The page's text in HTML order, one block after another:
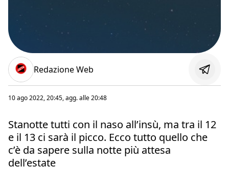
Redazione Web
10 ago 2022, 20:45, agg. alle20:48
Stanotte tutti con il naso all’insù, ma tra il 12
e il 13 ci sarà il picco. Ecco tutto quello che
c’è da sapere sulla notte più attesa
dell’estate